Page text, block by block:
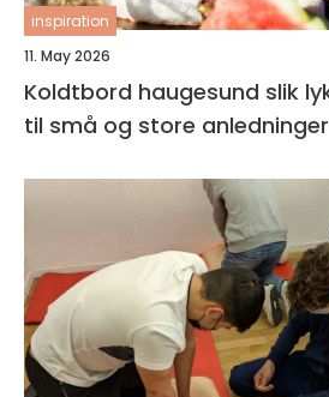
inspiration
11. May 2026
Koldtbord haugesund slik lykkes du med mat
til små og store anledninger